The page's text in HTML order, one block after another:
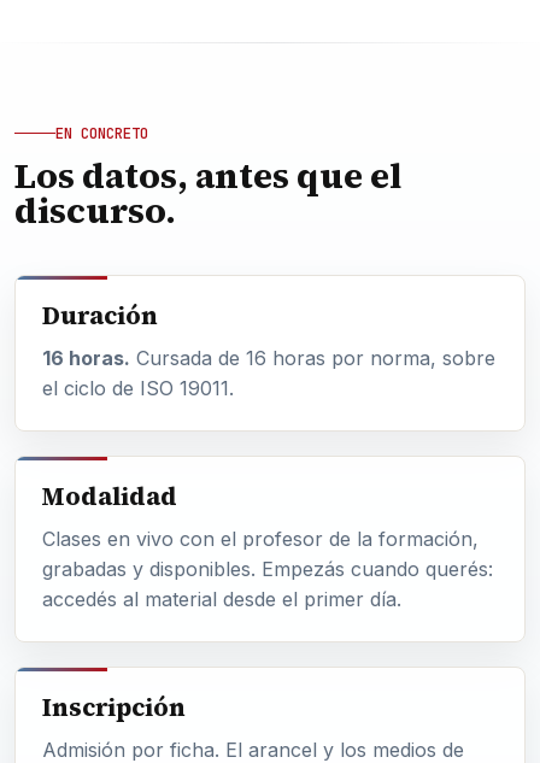
EN CONCRETO
Los datos, antes que el
discurso.
Duración
16 horas. Cursada de 16 horas por norma, sobre
el ciclo de ISO 19011.
Modalidad
Clases en vivo con el profesor de la formación,
grabadas y disponibles. Empezás cuando querés:
accedés al material desde el primer día.
Inscripción
Admisión por ficha. El arancel y los medios de